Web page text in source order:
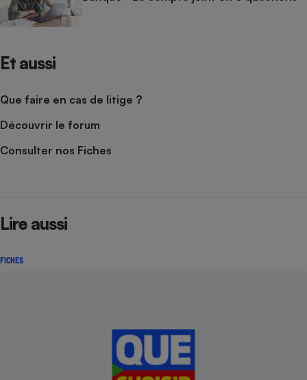
Et aussi
Que faire en cas de litige ?
Découvrir le forum
Consulter nos Fiches
Lire aussi
FICHES